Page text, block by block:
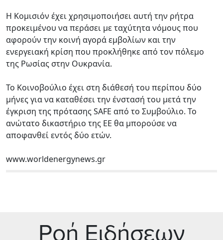
Η Κομισιόν έχει χρησιμοποιήσει αυτή την ρήτρα
προκειμένου να περάσει με ταχύτητα νόμους που
αφορούν την κοινή αγορά εμβολίων και την
ενεργειακή κρίση που προκλήθηκε από τον πόλεμο
της Ρωσίας στην Ουκρανία.
Το Κοινοβούλιο έχει στη διάθεσή του περίπου δύο
μήνες για να καταθέσει την ένστασή του μετά την
έγκριση της πρότασης SAFE από το Συμβούλιο. Το
ανώτατο δικαστήριο της ΕΕ θα μπορούσε να
αποφανθεί εντός δύο ετών.
www.worldenergynews.gr
Ρoή Ειδήσεων